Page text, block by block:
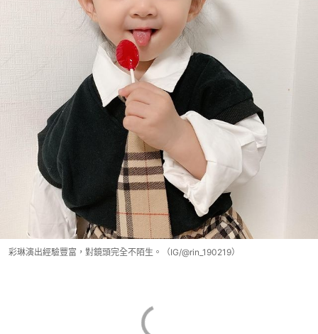
彩琳演出經驗豐富，對鏡頭完全不陌生。（IG/@rin_190219）